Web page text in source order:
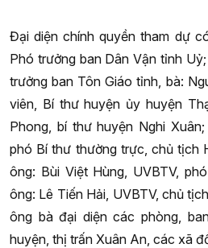
Đại diện chính quyền tham dự
Phó trưởng ban Dân Vận tỉnh
trưởng ban Tôn Giáo tỉnh, bà:
viên, Bí thư huyện ủy huyện
Phong, bí thư huyện Nghi
phó Bí thư thường trực, chủ tịch
ông: Bùi Việt Hùng, UVBTV,
ông: Lê Tiến Hải, UVBTV, chủ
ông bà đại diện các phòng,
huyện, thị trấn Xuân An, các xã